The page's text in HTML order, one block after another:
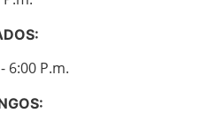
6:00 P.m.